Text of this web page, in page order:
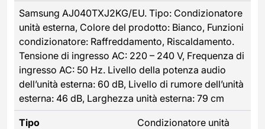
Samsung AJ040TXJ2KG/EU. Tipo: Condizionatore
unità esterna, Colore del prodotto: Bianco, Funzioni
condizionatore: Raffreddamento, Riscaldamento.
Tensione di ingresso AC: 220 – 240 V, Frequenza di
ingresso AC: 50 Hz. Livello della potenza audio
dell’unità esterna: 60 dB, Livello di rumore dell’unità
esterna: 46 dB, Larghezza unità esterna: 79 cm
Tipo
Condizionatore unità